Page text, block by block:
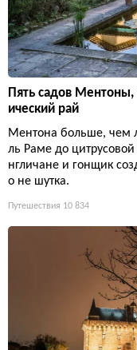
Пять садов
ический рай
Ментона больше, чем
ль Раме до
нгличане и гонщик
о не шутка.
Путешествия 10 834